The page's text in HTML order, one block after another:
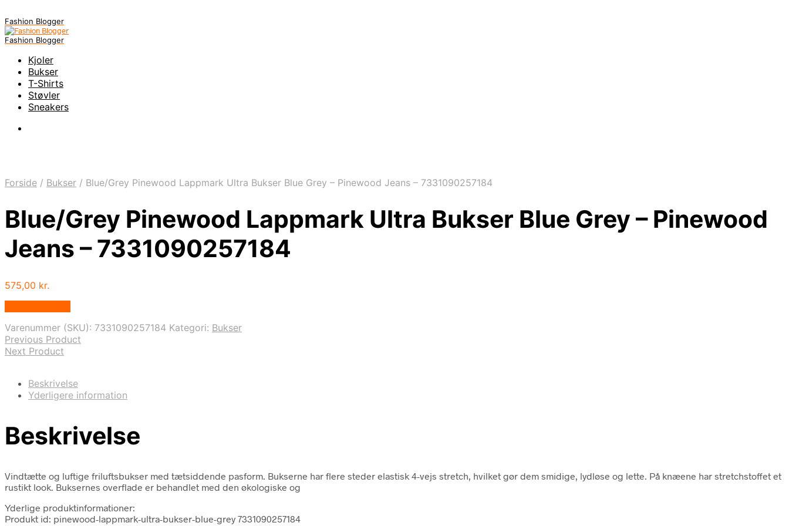
Fashion Blogger
Fashion Blogger
Kjoler
Bukser
T-Shirts
Støvler
Sneakers
Forside / Bukser / Blue/Grey Pinewood Lappmark Ultra Bukser Blue Grey – Pinewood Jeans – 7331090257184
Blue/Grey Pinewood Lappmark Ultra Bukser Blue Grey – Pinewood
Jeans – 7331090257184
575,00 kr.
Varenummer (SKU): 7331090257184 Kategori: Bukser
Previous Product
Next Product
Beskrivelse
Yderligere information
Beskrivelse
Vindtætte og luftige friluftsbukser med tætsiddende pasform. Bukserne har flere steder elastisk 4-vejs stretch, hvilket gør dem smidige, lydløse og lette. På knæene har stretchstoffet et
rustikt look. Buksernes overflade er behandlet med den økologiske og
Yderlige produktinformationer:
Produkt id: pinewood-lappmark-ultra-bukser-blue-grey 7331090257184